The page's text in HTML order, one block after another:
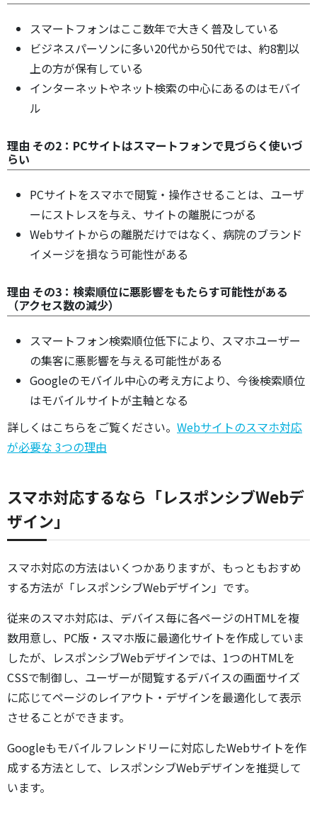
スマートフォンはここ数年で大きく普及している
ビジネスパーソンに多い20代から50代では、約8割以
上の方が保有している
インターネットやネット検索の中心にあるのはモバイ
ル
理由 その2：PCサイトはスマートフォンで見づらく使いづ
らい
PCサイトをスマホで閲覧・操作させることは、ユーザ
ーにストレスを与え、サイトの離脱につがる
Webサイトからの離脱だけではなく、病院のブランド
イメージを損なう可能性がある
理由 その3：検索順位に悪影響をもたらす可能性がある
（アクセス数の減少）
スマートフォン検索順位低下により、スマホユーザー
の集客に悪影響を与える可能性がある
Googleのモバイル中心の考え方により、今後検索順位
はモバイルサイトが主軸となる
詳しくはこちらをご覧ください。 Webサイトのスマホ対応
が必要な 3つの理由
スマホ対応するなら「レスポンシブWebデ
ザイン」
スマホ対応の方法はいくつかありますが、もっともおすめ
する方法が「レスポンシブWebデザイン」です。
従来のスマホ対応は、デバイス毎に各ページのHTMLを複
数用意し、PC版・スマホ版に最適化サイトを作成していま
したが、レスポンシブWebデザインでは、1つのHTMLを
CSSで制御し、ユーザーが閲覧するデバイスの画面サイズ
に応じてページのレイアウト・デザインを最適化して表示
させることができます。
Googleもモバイルフレンドリーに対応したWebサイトを作
成する方法として、レスポンシブWebデザインを推奨して
います。